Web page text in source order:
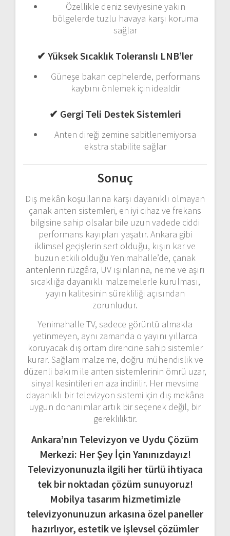
Özellikle deniz seviyesine yakın
bölgelerde tuzlu havaya karşı koruma
sağlar
✔ YüksekSıcaklık Toleranslı LNB’ler
Güneşe bakan cephelerde, performans
kaybını önlemek için idealdir
✔ Gergi Teli DestekSistemleri
Anten direği zemine sabitlenemiyorsa
ekstra stabilite sağlar
Sonuç
Dış mekân koşullarına karşı dayanıklı olmayan
çanak anten sistemleri, en iyi cihaz ve frekans
bilgisine sahip olsalar bile uzun vadede ciddi
performans kayıpları yaşatır. Ankara gibi
iklimsel geçişlerin sert olduğu, kışın karve
buzun etkili olduğuYenimahalle’de, çanak
antenlerin rüzgâra, UV ışınlarına, neme ve aşırı
sıcaklığa dayanıklı malzemelerle kurulması,
yayın kalitesinin sürekliliği açısından
zorunludur.
Yenimahalle TV, sadece görüntü almakla
yetinmeyen, aynı zamanda o yayını yıllarca
koruyacak dış ortam direncine sahip sistemler
kurar. Sağlam malzeme, doğru mühendislikve
düzenli bakım ile anten sistemlerinin ömrü uzar,
sinyal kesintileri en aza indirilir. Her mevsime
dayanıklı birtelevizyon sistemi için dış mekâna
uygun donanımlarartık birseçenek değil, bir
gerekliliktir.
Ankara’nın Televizyon ve Uydu Çözüm
Merkezi: Her Şey İçin Yanınızdayız!
Televizyonunuzla ilgili her türlü ihtiyaca
tek bir noktadan çözüm sunuyoruz!
Mobilya tasarım hizmetimizle
televizyonunuzun arkasına özel paneller
hazırlıyor, estetik ve işlevsel çözümler